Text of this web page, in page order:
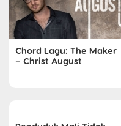
Chord Lagu: The Maker
– Christ August